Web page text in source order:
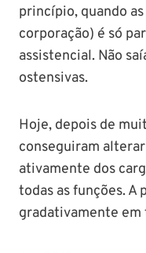
princípio, quando
corporação) é só
assistencial. Não
ostensivas.
Hoje, depois de
conseguiram
ativamente dos
todas as funções. A
gradativamente